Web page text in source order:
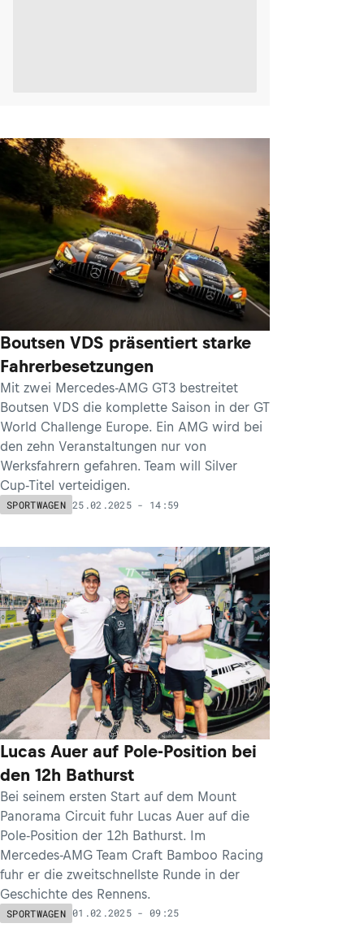
Boutsen VDS präsentiert starke
Fahrerbesetzungen
Mit zwei Mercedes-AMG GT3 bestreitet
Boutsen VDS die komplette Saison in der GT
World Challenge Europe. Ein AMG wird bei
den zehn Veranstaltungen nur von
Werksfahrern gefahren. Team will Silver
Cup-Titel verteidigen.
SPORTWAGEN 25.02.2025 - 14:59
Lucas Auer auf Pole-Position bei
den 12h Bathurst
Bei seinem ersten Start auf dem Mount
Panorama Circuit fuhr Lucas Auer auf die
Pole-Position der 12h Bathurst. Im
Mercedes-AMG Team Craft Bamboo Racing
fuhr er die zweitschnellste Runde in der
Geschichte des Rennens.
SPORTWAGEN 01.02.2025 - 09:25